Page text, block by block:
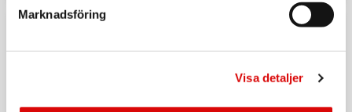
Marknadsföring
Visa detaljer
KAMPANJ